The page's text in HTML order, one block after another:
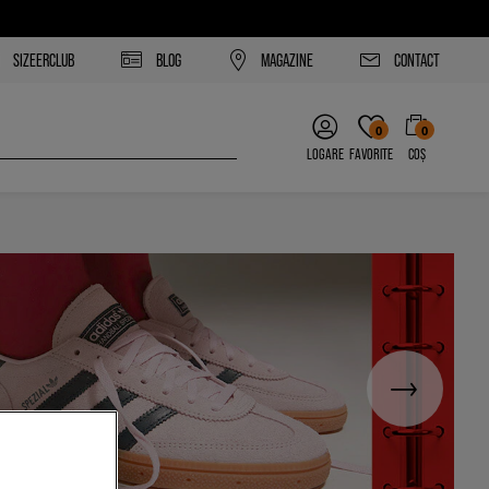
SIZEERCLUB BLOG MAGAZINE CONTACT
LOGARE
0
FAVORITE
0
COȘ